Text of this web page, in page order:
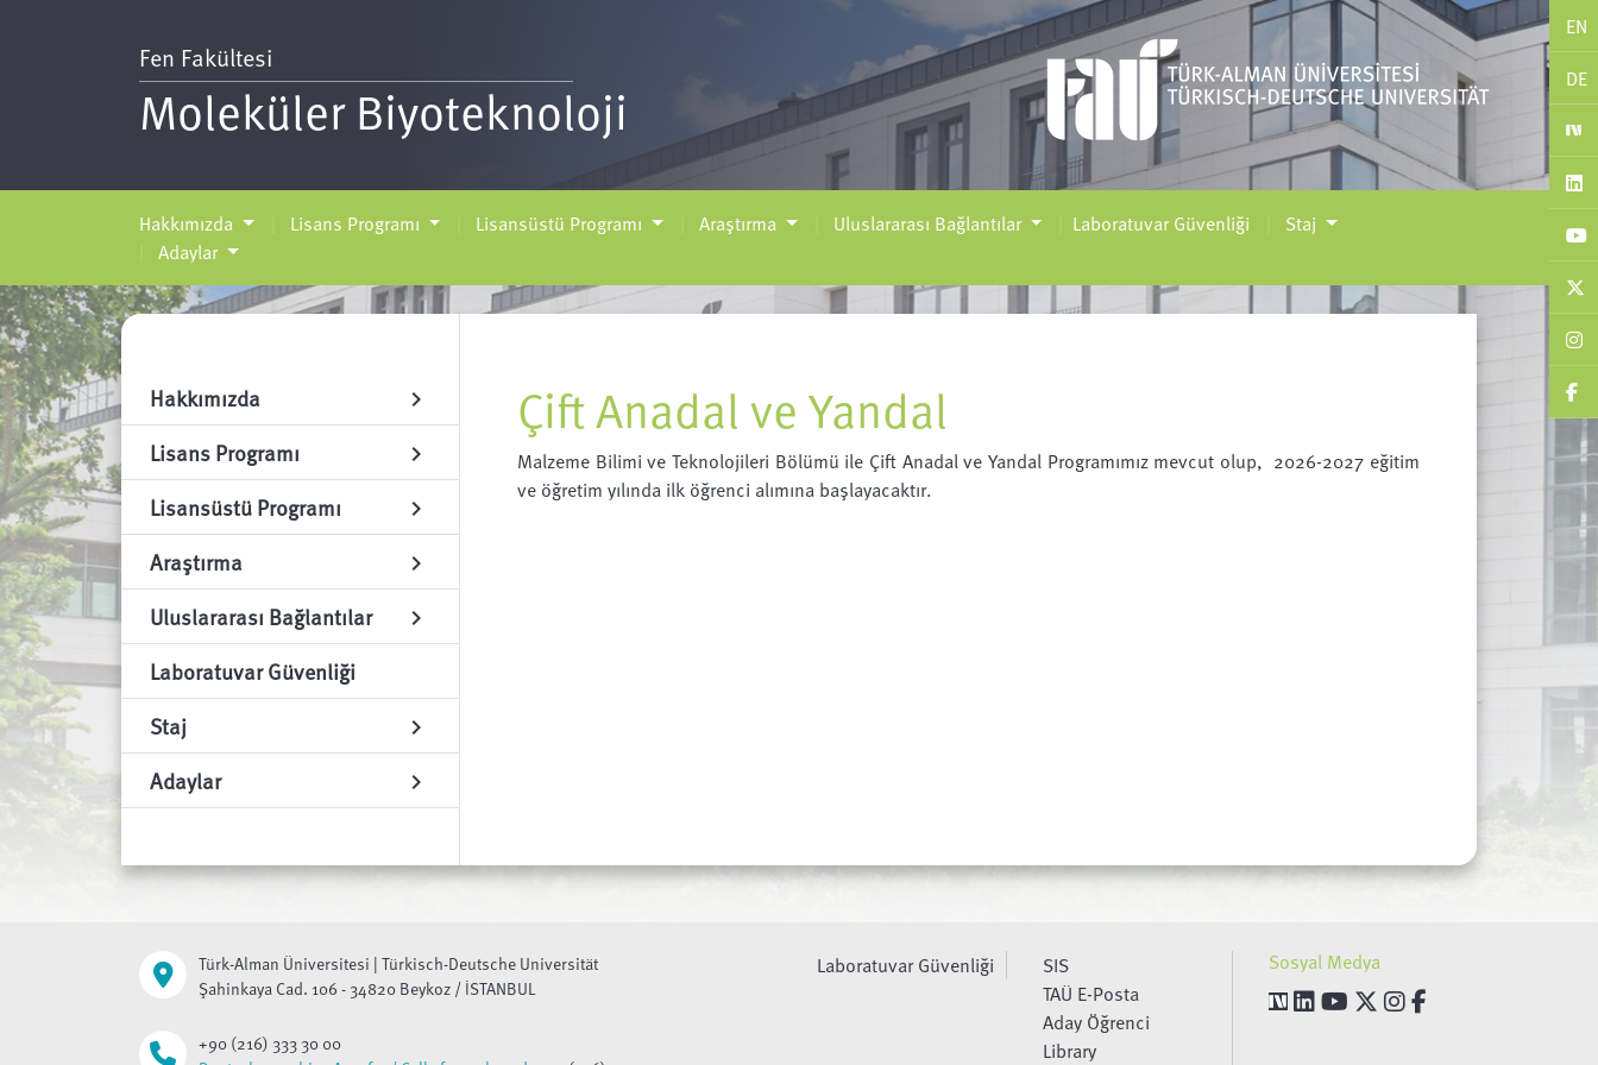
EN
DE
Fen Fakültesi
Moleküler Biyoteknoloji
Hakkımızda Lisans Programı Lisansüstü Programı Araştırma Uluslararası Bağlantılar Laboratuvar Güvenliği
Staj
Adaylar
Hakkımızda chevron_right
Lisans Programı chevron_right
Lisansüstü Programı chevron_right
Araştırma chevron_right
Uluslararası Bağlantılar chevron_right
Laboratuvar Güvenliği
Staj
chevron_right
Adaylar chevron_right
Çift Anadal ve Yandal
Malzeme Bilimi ve Teknolojileri Bölümü ile Çift Anadal ve Yandal Programımız mevcut olup, 2026-2027 eğitim
ve öğretim yılında ilk öğrenci alımına başlayacaktır.
Türk-Alman Üniversitesi | Türkisch-Deutsche Universität
Şahinkaya Cad. 106 - 34820 Beykoz / İSTANBUL
+90 (216) 333 30 00
Laboratuvar Güvenliği
SIS
TAÜ E-Posta
Aday Öğrenci
Library
Sosyal Medya